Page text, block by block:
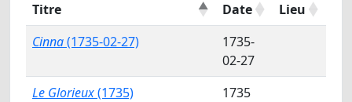
Titre
Date
Lieu
Cinna(1735-02-27)
1735-
02-27
Le Glorieux(1735)
1735